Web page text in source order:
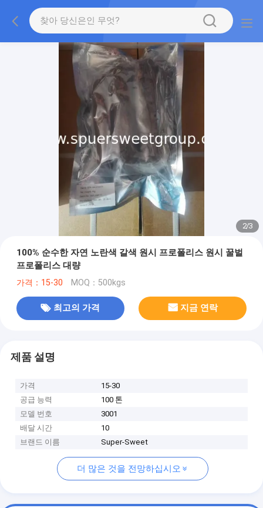
2/3
100% 순수한 자연 노란색 갈색 원시 프로폴리스 원시 꿀벌
프로폴리스 대량
가격：15-30 MOQ：500kgs
최고의 가격 지금 연락
제품 설명
가격
15-30
공급 능력
100 톤
모델 번호
3001
배달 시간
10
브랜드 이름
Super-Sweet
더 많은 것을 전망하십시오